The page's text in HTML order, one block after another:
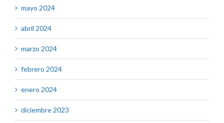
mayo 2024
abril 2024
marzo 2024
febrero 2024
enero 2024
diciembre 2023